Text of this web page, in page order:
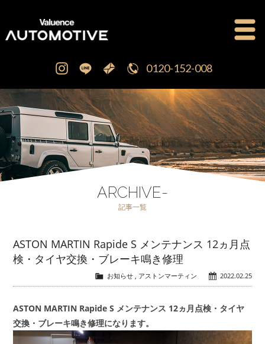
0120-152-008
公式ブログ OFFICIAL BLOG
新車・中古車販売 CAR SALES
注文販売 ORDER SALES
点検修理・車検 MAINTENANCE
会社概要 COMPANY
お問い合わせ
ARCHIVE-
記事一覧
ASTON MARTIN Rapide S メンテナンス 12ヵ月点
検・タイヤ交換・ブレーキ鳴き修理
2022.02.25
お知らせ, アストンマーティン
ASTON MARTIN Rapide S メンテナンス 12ヵ月点検・タイヤ
交換・ブレーキ鳴き修理になります。